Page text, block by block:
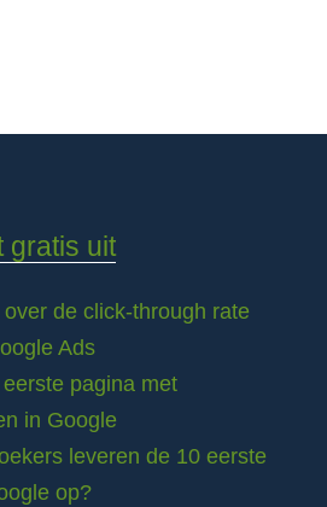
gratis uit
de click-through rate
Ads
pagina met
in Google
leveren de 10 eerste
op?